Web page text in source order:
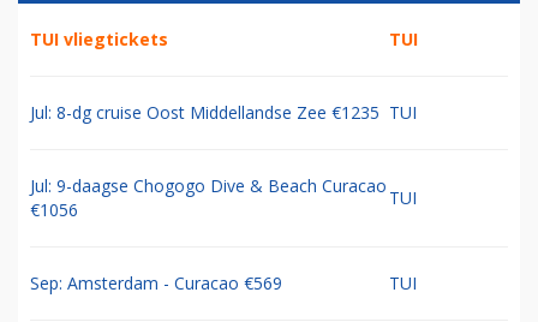
TUI vliegtickets TUI
Jul: 8-dg cruise Oost Middellandse Zee €1235 TUI
Jul: 9-daagse Chogogo Dive & Beach Curacao
€1056
TUI
Sep: Amsterdam - Curacao €569 TUI